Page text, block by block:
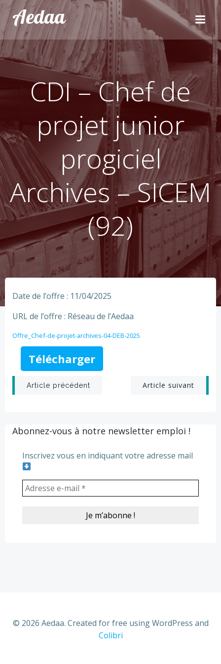
Aller
au
contenu
Aedaa
CDI – Chef de
projet junior
progiciel
Archives – SICEM
(92)
Date de l’offre : 11/04/2025
URL de l’offre : Réseau de l’Aedaa
Offre_Chef-de-projet-archives-04-DEB-2025
Télécharger
Post
Article précédent
PostArticle suivant
Abonnez-vous à notre newsletter emploi !
Inscrivez vous en indiquant votre adresse mail
© 2026 Aedaa. Created for free using WordPress and
Colibri